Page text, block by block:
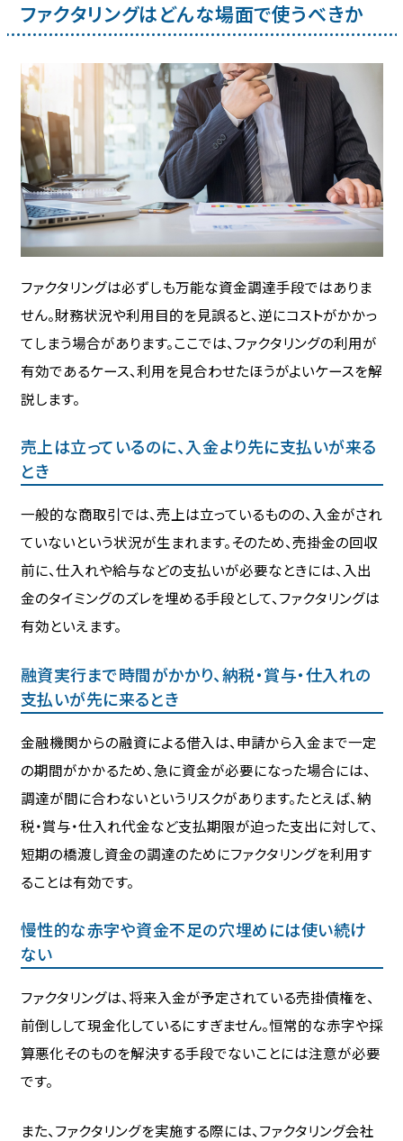
ファクタリングはどんな場面で使うべきか
ファクタリングは必ずしも万能な資金調達手段ではありま
せん。財務状況や利用目的を見誤ると、逆にコストがかかっ
てしまう場合があります。ここでは、ファクタリングの利用が
有効であるケース、利用を見合わせたほうがよいケースを解
説します。
売上は立っているのに、入金より先に支払いが来る
とき
一般的な商取引では、売上は立っているものの、入金がされ
ていないという状況が生まれます。そのため、売掛金の回収
前に、仕入れや給与などの支払いが必要なときには、入出
金のタイミングのズレを埋める手段として、ファクタリングは
有効といえます。
融資実行まで時間がかかり、納税・賞与・仕入れの
支払いが先に来るとき
金融機関からの融資による借入は、申請から入金まで一定
の期間がかかるため、急に資金が必要になった場合には、
調達が間に合わないというリスクがあります。たとえば、納
税・賞与・仕入れ代金など支払期限が迫った支出に対して、
短期の橋渡し資金の調達のためにファクタリングを利用す
ることは有効です。
慢性的な赤字や資金不足の穴埋めには使い続け
ない
ファクタリングは、将来入金が予定されている売掛債権を、
前倒しして現金化しているにすぎません。恒常的な赤字や採
算悪化そのものを解決する手段でないことには注意が必要
です。
また、ファクタリングを実施する際には、ファクタリング会社